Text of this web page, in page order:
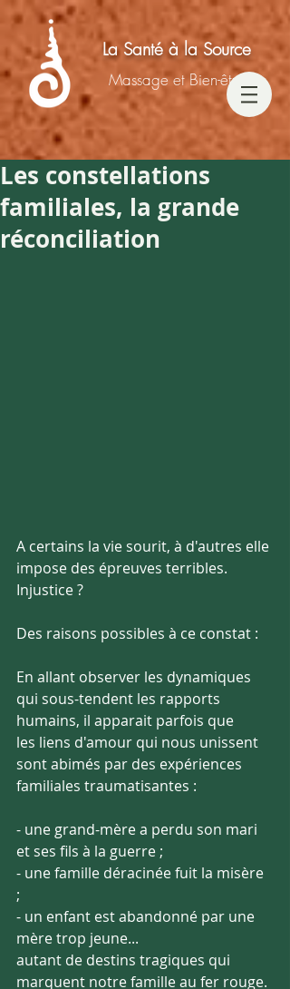
La Santé à la Source
Massage et Bien-être
Les constellations
familiales, la grande
réconciliation
A certains la vie sourit, à d'autres elle
impose des épreuves terribles.
Injustice ?
Des raisons possibles à ce constat :
En allant observer les dynamiques
qui sous-tendent les rapports
humains, il apparait parfois que
les liens d'amour qui nous unissent
sont abimés par des expériences
familiales traumatisantes :
- une grand-mère a perdu son mari
et ses fils à la guerre ;
- une famille déracinée fuit la misère
;
- un enfant est abandonné par une
mère trop jeune...
autant de destins tragiques qui
marquent notre famille au fer rouge.